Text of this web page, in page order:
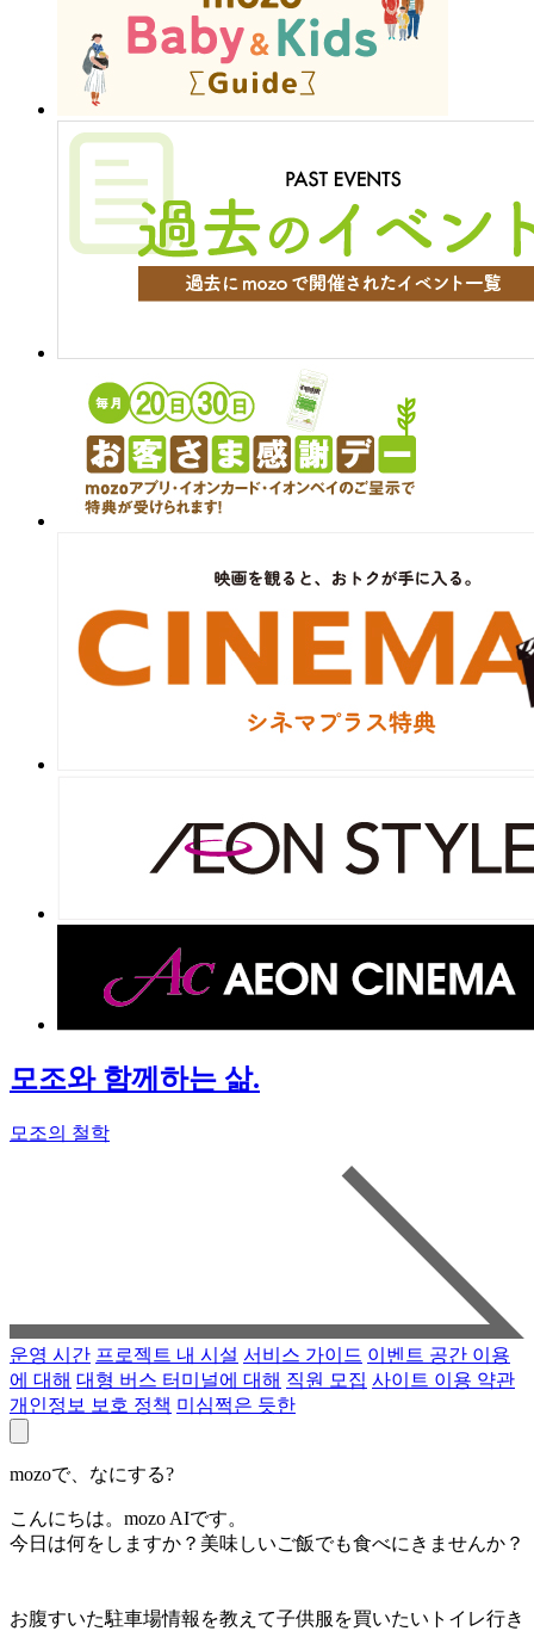
모조와 함께하는 삶.
모조의 철학
운영 시간 프로젝트 내 시설 서비스 가이드 이벤트 공간 이용
에 대해 대형 버스 터미널에 대해 직원 모집 사이트 이용 약관
개인정보 보호 정책 미심쩍은 듯한
mozoで、なにする?
こんにちは。mozo AIです。
今日は何をしますか？美味しいご飯でも食べにきませんか？
お腹すいた駐車場情報を教えて子供服を買いたい トイレ行き